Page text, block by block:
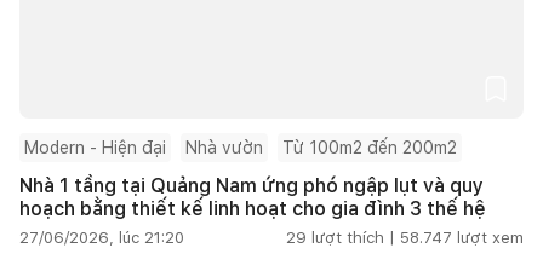
Modern - Hiện đại Nhà vườn Từ 100m2 đến 200m2
Nhà 1 tầng tại Quảng Nam ứng phó ngập lụt và quy
hoạch bằng thiết kế linh hoạt cho gia đình 3 thế hệ
27/06/2026, lúc 21:20 29 lượt thích | 58.747 lượt xem